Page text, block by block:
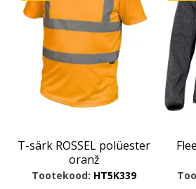
T-särk ROSSEL polüester
oranž
Tootekood: HT5K339